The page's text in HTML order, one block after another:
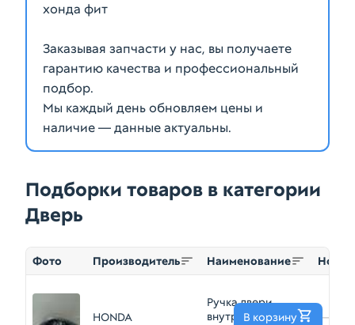
хонда фит
Заказывая запчасти у нас, вы получаете
гарантию качества и профессиональный
подбор.
Мы каждый день обновляем цены и
наличие — данные актуальны.
Подборки товаров в категории
Дверь
Фото Производитель Наименование Номер
HONDA
Ручка двери
внутренняя
—
В корзину